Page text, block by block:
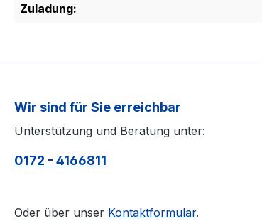
Zuladung:
Wir sind für Sie erreichbar
Unterstützung und Beratung unter:
0172 - 4166811
Oder über unser Kontaktformular.